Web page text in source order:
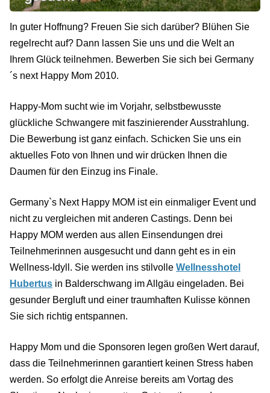
In guter Hoffnung? Freuen Sie sich darüber? Blühen Sie
regelrecht auf? Dann lassen Sie uns und die Welt an
Ihrem Glück teilnehmen. Bewerben Sie sich bei Germany
´s next Happy Mom 2010.
Happy-Mom sucht wie im Vorjahr, selbstbewusste
glückliche Schwangere mit faszinierender Ausstrahlung.
Die Bewerbung ist ganz einfach. Schicken Sie uns ein
aktuelles Foto von Ihnen und wir drücken Ihnen die
Daumen für den Einzug ins Finale.
Germany`s Next Happy MOM ist ein einmaliger Event und
nicht zu vergleichen mit anderen Castings. Denn bei
Happy MOM werden aus allen Einsendungen drei
Teilnehmerinnen ausgesucht und dann geht es in ein
Wellness-Idyll. Sie werden ins stilvolle Wellnesshotel
Hubertus in Balderschwang im Allgäu eingeladen. Bei
gesunder Bergluft und einer traumhaften Kulisse können
Sie sich richtig entspannen.
Happy Mom und die Sponsoren legen großen Wert darauf,
dass die Teilnehmerinnen garantiert keinen Stress haben
werden. So erfolgt die Anreise bereits am Vortag des